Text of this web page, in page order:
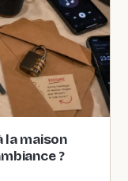
la maison
?